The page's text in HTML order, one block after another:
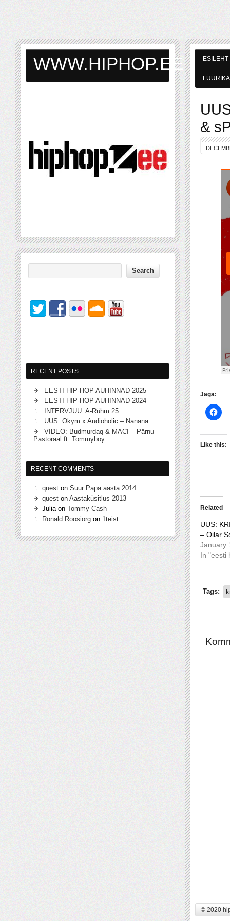
ESILEHT
LÜÜRIKA
&
Jaga:
Like this:
Related
UUS:
– Oilar
January
In "eesti
Tags:
© 2020
WWW.HIPHOP.EE
RECENT POSTS
EESTI HIP-HOP AUHINNAD 2025
EESTI HIP-HOP AUHINNAD 2024
INTERVJUU: A-Rühm 25
UUS: Okym x Audioholic – Nanana
VIDEO: Budmurdaq & MACI – Pärnu
Pastoraal ft. Tommyboy
RECENT COMMENTS
quest on Suur Papa aasta 2014
quest on Aastaküsitlus 2013
Juliaon Tommy Cash
Ronald Roosiorg on 1teist